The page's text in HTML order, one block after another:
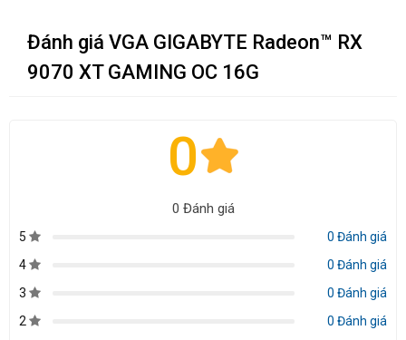
Đánh giá VGA GIGABYTE Radeon™ RX
9070 XT GAMING OC 16G
0
0 Đánh giá
5
0 Đánh giá
4
0 Đánh giá
3
0 Đánh giá
2
0 Đánh giá